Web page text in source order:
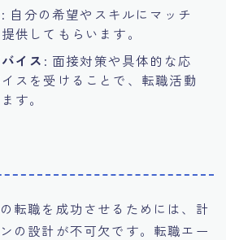
: 自分の希望やスキルにマッチ
供してもらいます。
イス : 面接対策や具体的な応
スを受けることで、転職活動
す。
転職を成功させるためには、計
の設計が不可欠です。転職エー